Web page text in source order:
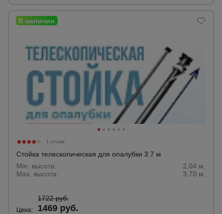
1 отзыв
Стойка телескопическая для опалубки 3.7 м
Min. высота:
2,04 м.
Max. высота:
3,70 м.
Цена:
1722 руб.
1469 руб.